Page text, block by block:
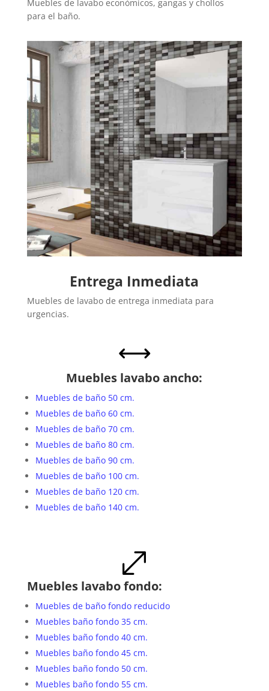
Muebles de lavabo económicos, gangas y chollos
para el baño.
Entrega Inmediata
Muebles de lavabo de entrega inmediata para
urgencias.
,
Muebles lavabo ancho:
Muebles de baño 50 cm.
Muebles de baño 60 cm.
Muebles de baño 70 cm.
Muebles de baño 80 cm.
Muebles de baño 90 cm.
Muebles de baño 100 cm.
Muebles de baño 120 cm.
Muebles de baño 140 cm.
.
Muebles lavabo fondo:
Muebles de baño fondo reducido
Muebles baño fondo 35 cm.
Muebles baño fondo 40 cm.
Muebles baño fondo 45 cm.
Muebles baño fondo 50 cm.
Muebles baño fondo 55 cm.